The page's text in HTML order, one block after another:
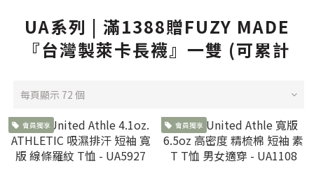
UA系列 | 滿1388贈FUZY MADE
『台灣製萊卡長襪』一雙 (可累計
每頁顯示 72 個
會員獨享 會員獨享